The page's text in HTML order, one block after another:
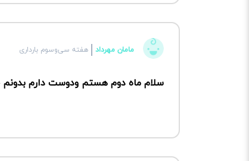
مامان مهرداد هفته سی‌وسوم بارداری
سلام ماه دوم هستم ودوست دارم بدونم